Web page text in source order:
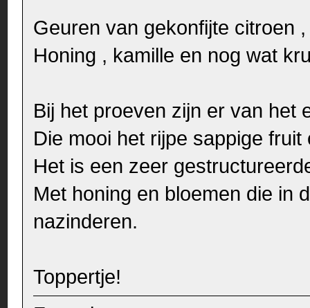
Geuren van gekonfijte citroen
Honing , kamille en nog wat
Bij het proeven zijn er van het
Die mooi het rijpe sappige
Het is een zeer
Met honing en bloemen die in
nazinderen.
Toppertje!